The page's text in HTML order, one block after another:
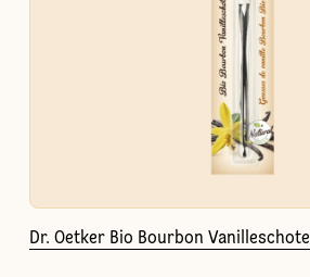
Dr. Oetker Bio Bourbon Vanilleschote